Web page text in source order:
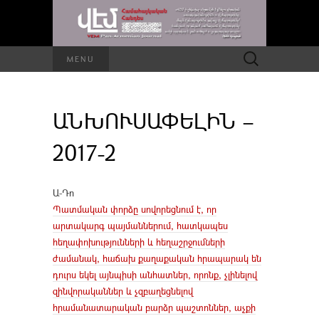
MENU Որոնել՝
ԱՆԽՈՒՍԱՓԵԼԻՆ –
2017-2
Ա-Դո
Պատմական փորձը սովորեցնում է, որ
արտակարգ պայմաններում, հատկապես
հեղափոխությունների և հեղաշրջումների
ժամանակ, հաճախ քաղաքական հրապարակ են
դուրս եկել այնպիսի անհատներ, որոնք, չլինելով
զինվորականներ և չզբաղեցնելով
հրամանատարական բարձր պաշտոններ, աչքի